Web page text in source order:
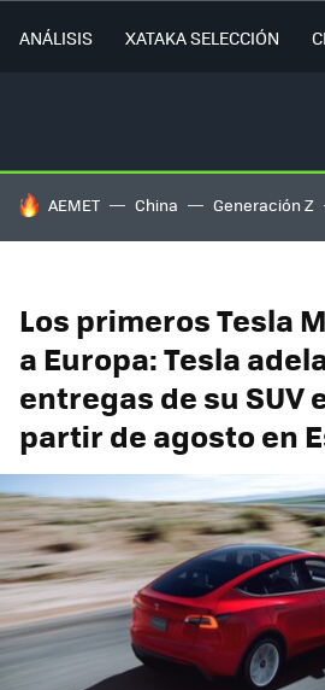
ANÁLISIS XATAKA SELECCIÓN
HOY SE HABLA DE
AEMET China Generación Z
Los primeros Tesla
a Europa: Tesla
entregas de su SUV
partir de agosto en